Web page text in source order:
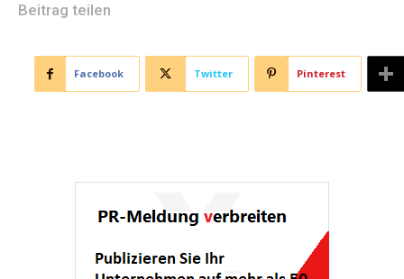
Beitrag teilen
Facebook Twitter Pinterest